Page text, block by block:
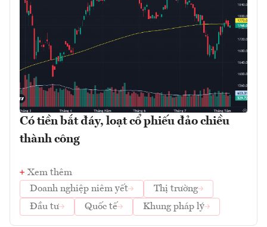
Có tiền bắt đáy, loạt cổ phiếu đảo chiều
thành công
Xem thêm
Doanh nghiệp niêm yết
Thị trường
Đầu tư
Quốc tế Khung pháp lý